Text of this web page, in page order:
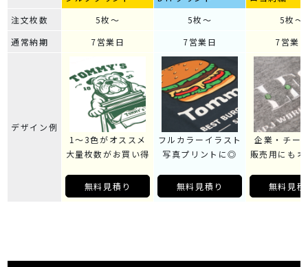
注文枚数
5枚～ 5枚～
5枚～
通常納期
7営業日 7営業日 7営業
デザイン例
1～3色がオススメ
大量枚数がお買い得
無料見積り
フルカラーイラスト
写真プリントに◎
無料見積り
企業・チー
販売用にも
無料見積